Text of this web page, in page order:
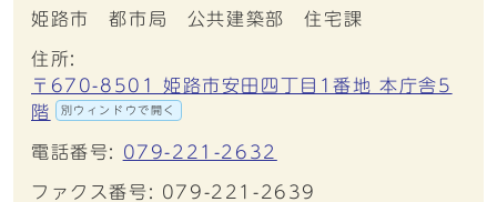
姫路市 都市局 公共建築部 住宅課
住所:
〒670-8501 姫路市安田四丁目1番地 本庁舎5
階
別ウィンドウで開く
電話番号: 079-221-2632
ファクス番号: 079-221-2639